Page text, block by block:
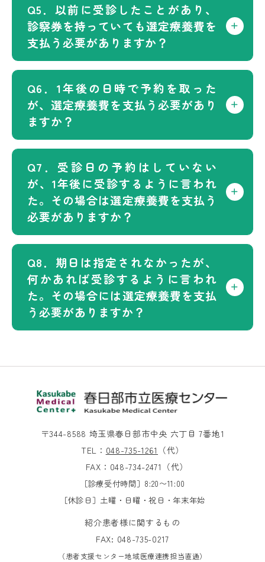
Q5．以前に受診したことがあり、
診察券を持っていても選定療養費を
支払う必要がありますか？
Q6．1年後の日時で予約を取った
が、選定療養費を支払う必要があり
ますか？
Q7．受診日の予約はしていない
が、1年後に受診するように言われ
た。その場合は選定療養費を支払う
必要がありますか？
Q8．期日は指定されなかったが、
何かあれば受診するように言われ
た。その場合には選定療養費を支払
う必要がありますか？
〒344-8588 埼玉県春日部市中央 六丁目 7番地1
TEL： 048-735-1261 （代）
FAX：048-734-2471（代）
［診療受付時間］8:20〜11:00
［休診日］土曜・日曜・祝日・年末年始
紹介患者様に関するもの
FAX: 048-735-0217
（患者支援センター地域医療連携担当直通）